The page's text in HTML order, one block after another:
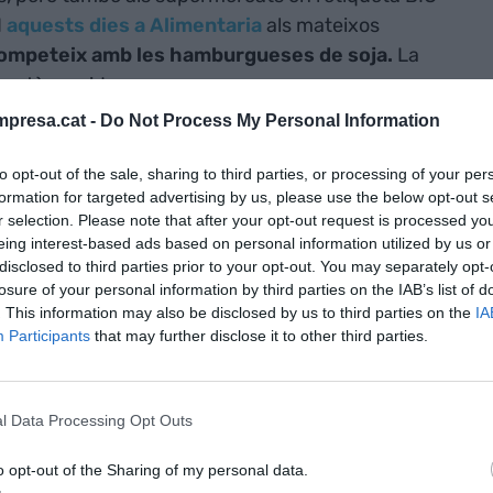
- Do Not Process My Personal Information
opt-out of the sale, sharing to third parties, or processing of your
for targeted advertising by us, please use the below opt-out
selection. Please note that after your opt-out request is processed
interest-based ads based on personal information utilized by us
to third parties prior to your opt-out. You may separately
of your personal information by third parties on the IAB’s list of
This information may also be disclosed by us to third parties on the
Participants that may further disclose it to other third parties.
Data Processing Opt Outs
opt-out of the Sharing of my personal data.
aquests dies a Alimentaria als mateixos
amb les hamburgueses de soja. La
està servida.
dels vegans potencia el que ja hi havia a
fa més de 30 anys és pionera en aquest món.
comprar productes diferents, com les algues
moda, era aquí", explicaYelel Cañas, xef del
obert ara fa dos mesos per la companyia En
tres negocis de temàtica diferent.
pràcticament amb la polèmica generada
de Barcelona ha fetaquest mes d'abril,
D'una banda, un sector es troba còmode amb la
ajuda que un restaurant com aquest
més predisposada a provar coses diferents.